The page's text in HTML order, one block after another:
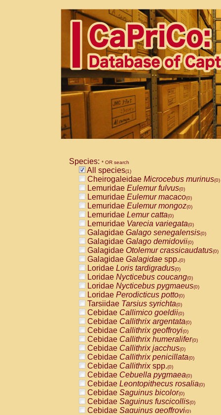
Species: * OR search
All species(1)
Cheirogaleidae Microcebus murinus(0)
Lemuridae Eulemur fulvus(0)
Lemuridae Eulemur macaco(0)
Lemuridae Eulemur mongoz(0)
Lemuridae Lemur catta(0)
Lemuridae Varecia variegata(0)
Galagidae Galago senegalensis(0)
Galagidae Galago demidovii(0)
Galagidae Otolemur crassicaudatus(0)
Galagidae Galagidae spp.(0)
Loridae Loris tardigradus(0)
Loridae Nycticebus coucang(0)
Loridae Nycticebus pygmaeus(0)
Loridae Perodicticus potto(0)
Tarsiidae Tarsius syrichta(0)
Cebidae Callimico goeldii(0)
Cebidae Callithrix argentata(0)
Cebidae Callithrix geoffroyi(0)
Cebidae Callithrix humeralifer(0)
Cebidae Callithrix jacchus(0)
Cebidae Callithrix penicillata(0)
Cebidae Callithrixspp.(0)
Cebidae Cebuella pygmaea(0)
Cebidae Leontopithecus rosalia(0)
Cebidae Saguinus bicolor(0)
Cebidae Saguinus fuscicollis(0)
Cebidae Saguinus geoffroyi(0)